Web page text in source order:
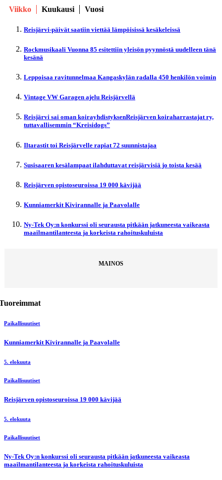
Viikko Kuukausi Vuosi
Reisjärvi-päivät saatiin viettää lämpöisissä kesäkeleissä
Rockmusikaali Vuonna 85 esitettiin yleisön pyynnöstä uudelleen tänä
kesänä
Leppoisaa ravitunnelmaa Kangaskylän radalla 450 henkilön voimin
Vintage VW Garagen ajelu Reisjärvellä
Reisjärvi sai oman koirayhdistyksenReisjärven koiraharrastajat ry,
tuttavallisemmin “Kreisidogs”
Iltarastit toi Reisjärvelle rapiat 72 suunnistajaa
Susisaaren kesälampaat ilahduttavat reisjärvisiä jo toista kesää
Reisjärven opistoseuroissa 19 000 kävijää
Kunniamerkit Kivirannalle ja Paavolalle
Ny-Tek Oy:n konkurssi oli seurausta pitkään jatkuneesta vaikeasta
maailmantilanteesta ja korkeista rahoituskuluista
MAINOS
Paikallisuutiset
Kunniamerkit Kivirannalle ja Paavolalle
5. elokuuta
Paikallisuutiset
Reisjärven opistoseuroissa 19 000 kävijää
5. elokuuta
Paikallisuutiset
Ny-Tek Oy:n konkurssi oli seurausta pitkään jatkuneesta vaikeasta
maailmantilanteesta ja korkeista rahoituskuluista